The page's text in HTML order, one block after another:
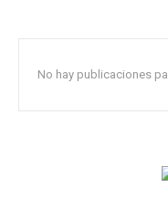
No hay publicaciones